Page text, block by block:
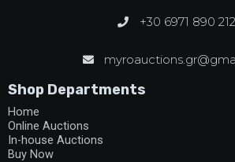
+30 6971 890 212
Shop Departments
Home
Online Auctions
In-house Auctions
Buy Now